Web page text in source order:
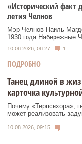
«Исторический факт
летия Челнов
Мэр Челнов Наиль
1930 года Набережные
10.08.2026, 08:27 1
ПОДРОБНО
Танец длиной в
карточка
Почему «Терпсихора»,
может реализовать
10.08.2026, 09:15